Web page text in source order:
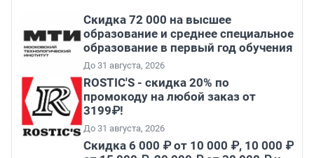
Скидка 72 000 на высшее
образование и среднее специальное
образование в первый год обучения
До 31 августа, 2026
ROSTIC'S - скидка 20% по
промокоду на любой заказ от
3199₽!
До 31 августа, 2026
Скидка 6 000 ₽ от 10 000 ₽, 10 000 ₽